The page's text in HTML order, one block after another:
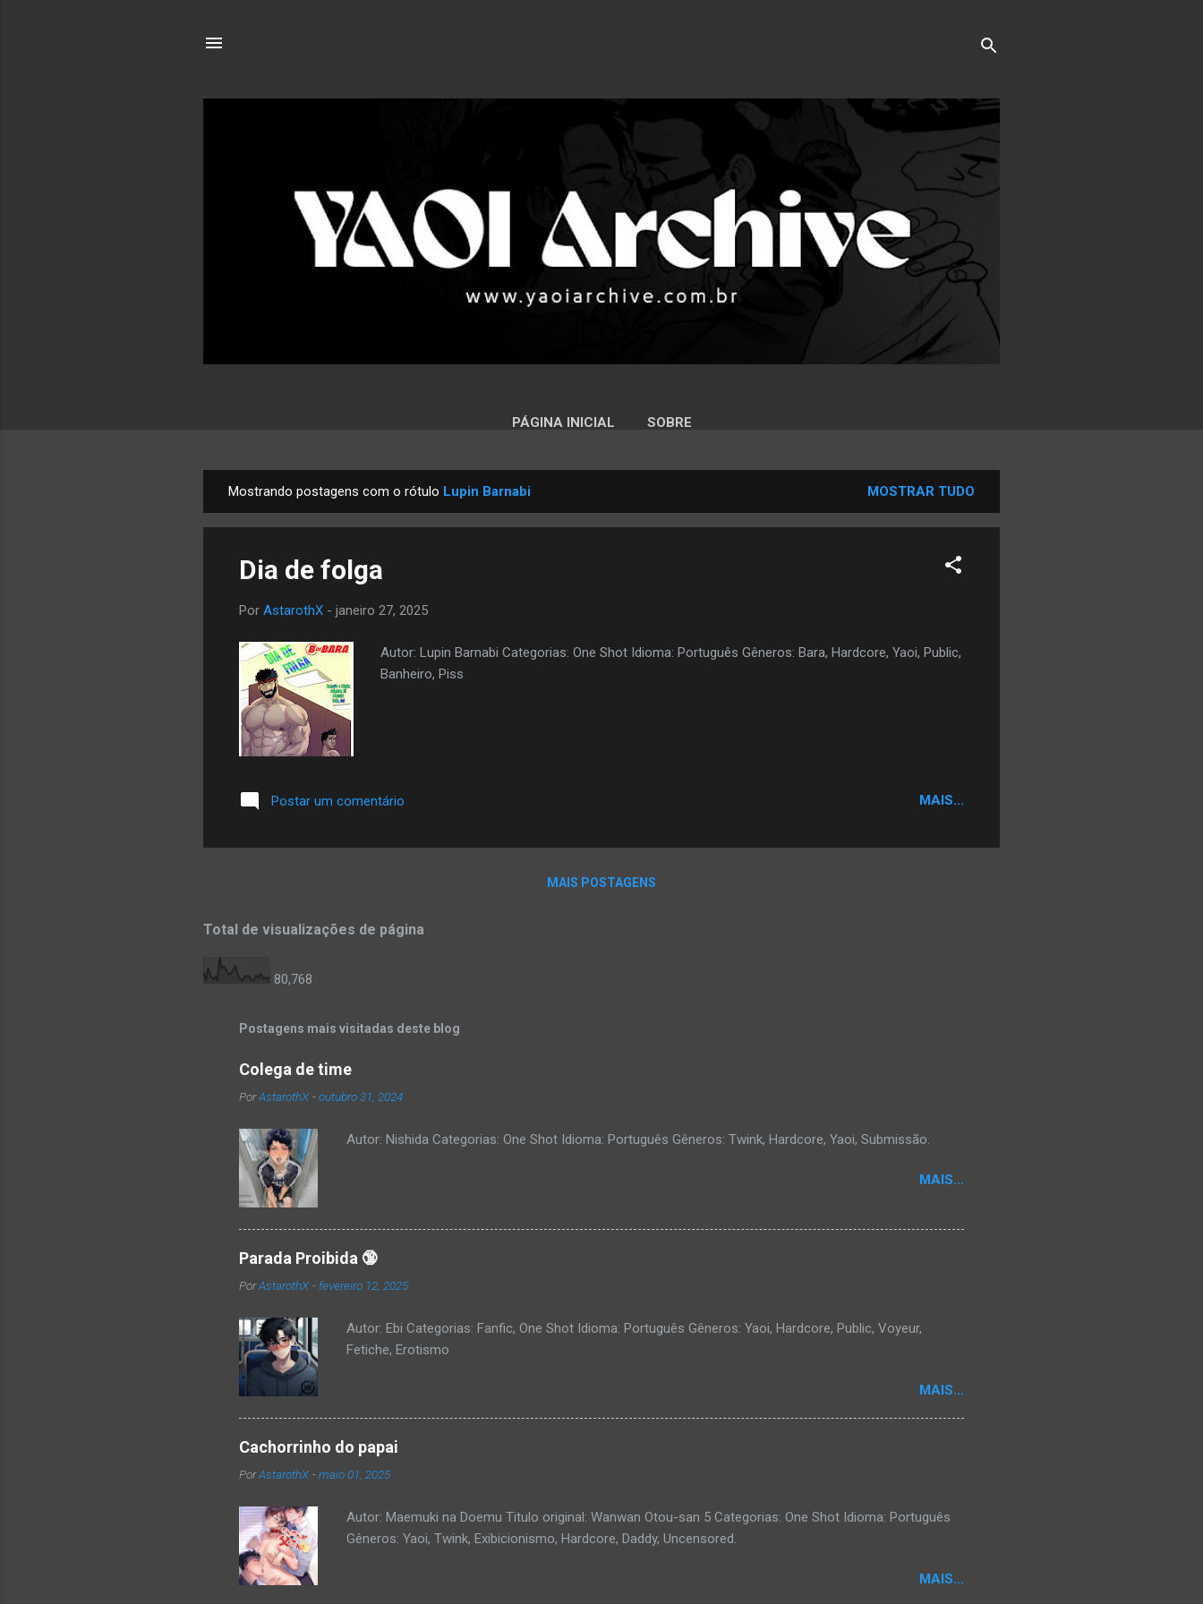
PÁGINA INICIAL SOBRE
o
Mostrando postagens com o rótulo Lupin Barnabi MOSTRAR TUDO
Dia de folga
Por AstarothX - janeiro 27, 2025
Autor: Lupin Barnabi Categorias: One Shot Idioma: Português Gêneros: Bara, Hardcore, Yaoi, Public,
Banheiro, Piss
Postar um comentário MAIS...
MAIS POSTAGENS
Total de visualizações de página
80,768
Postagens mais visitadas deste blog
Colega de time
PorAstarothX -outubro 31, 2024
Autor: Nishida Categorias: One Shot Idioma: Português Gêneros: Twink, Hardcore, Yaoi, Submissão.
MAIS...
Parada Proibida 🔞
PorAstarothX - fevereiro 12, 2025
Autor: Ebi Categorias: Fanfic, One Shot Idioma: Português Gêneros: Yaoi, Hardcore, Public, Voyeur,
Fetiche, Erotismo
MAIS...
Cachorrinho do papai
PorAstarothX -maio 01, 2025
Autor: Maemuki na Doemu Titulo original: Wanwan Otou-san 5 Categorias: One Shot Idioma: Português
Gêneros: Yaoi, Twink, Exibicionismo, Hardcore, Daddy, Uncensored.
MAIS...